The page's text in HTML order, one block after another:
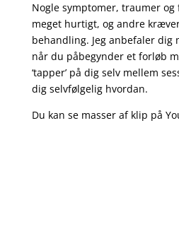
Nogle symptomer, traumer
meget hurtigt, og andre
behandling. Jeg anbefaler dig
når du påbegynder et forløb
‘tapper’ på dig selv mellem
dig selvfølgelig hvordan.
Du kan se masser af klip på